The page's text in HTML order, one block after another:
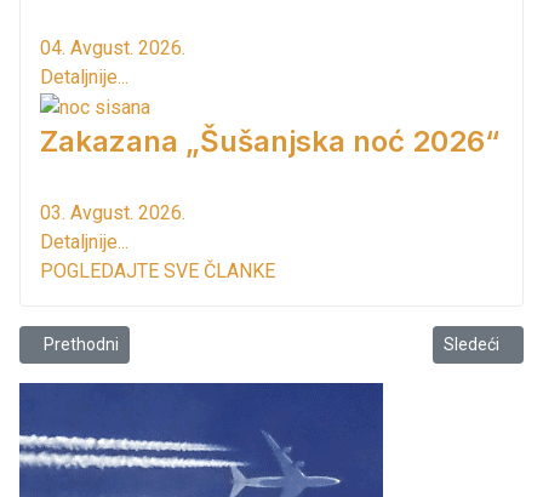
04. Avgust. 2026.
Detaljnije...
Zakazana „Šušanjska noć 2026“
03. Avgust. 2026.
Detaljnije...
POGLEDAJTE SVE ČLANKE
Prethodni članak: Hitna sjednica SO Bar zakazana 25 maja!
Prethodni Sledeći
Sledeći